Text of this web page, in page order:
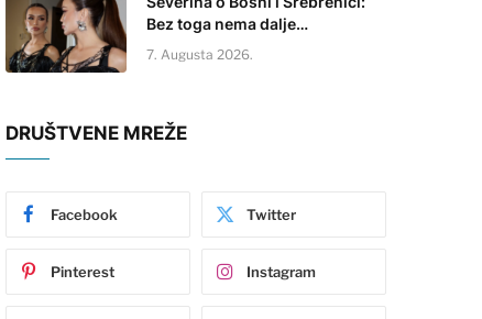
Bez toga nema dalje…
7. Augusta 2026.
DRUŠTVENE MREŽE
Facebook Twitter
Pinterest Instagram